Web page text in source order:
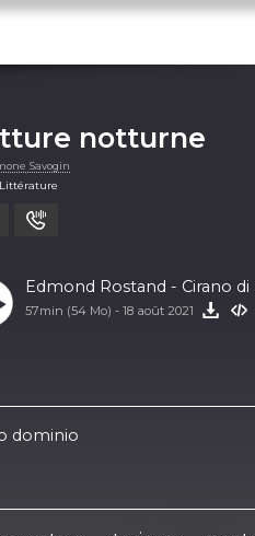
notturne
Savogin
Edmond Rostand - Cirano di
57min (54 Mo) - 18 août 2021
dominio